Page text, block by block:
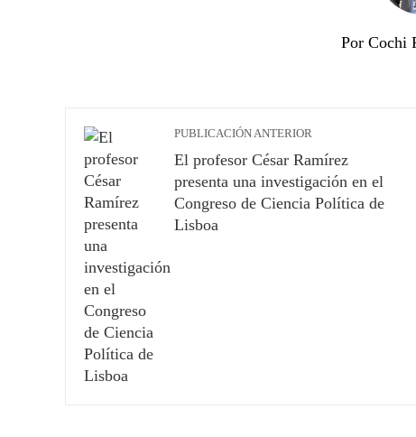
Por Cochi
PUBLICACIÓN ANTERIOR
El profesor César Ramírez
presenta una investigación en el
Congreso de Ciencia Política de
Lisboa